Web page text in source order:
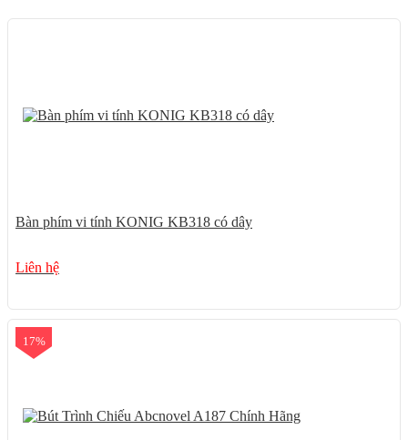
Bàn phím vi tính KONIG KB318 có dây
Liên hệ
17%